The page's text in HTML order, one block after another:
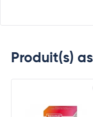
Produit(s)